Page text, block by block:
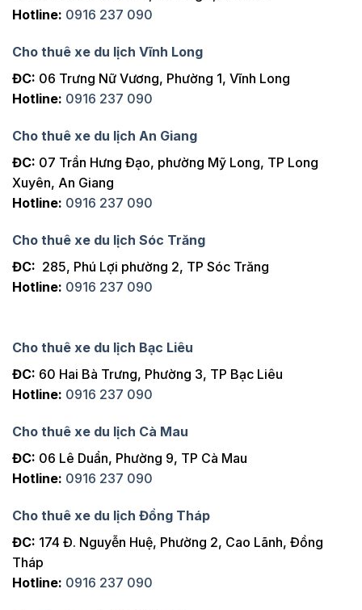
Hotline: 0916 237 090
Cho thuê xe du lịch Vĩnh Long
ĐC: 06 Trưng Nữ Vương, Phường 1, Vĩnh Long
Hotline: 0916 237 090
Cho thuê xe du lịch An Giang
ĐC: 07 Trần Hưng Đạo, phường Mỹ Long, TP Long
Xuyên, An Giang
Hotline: 0916 237 090
Cho thuê xe du lịch Sóc Trăng
ĐC: 285, Phú Lợi phường 2, TP Sóc Trăng
Hotline: 0916 237 090
Cho thuê xe du lịch Bạc Liêu
ĐC: 60 Hai Bà Trưng, Phường 3, TP Bạc Liêu
Hotline: 0916 237 090
Cho thuê xe du lịch Cà Mau
ĐC: 06 Lê Duẩn, Phường 9, TP Cà Mau
Hotline: 0916 237 090
Cho thuê xe du lịch Đồng Tháp
ĐC: 174 Đ. Nguyễn Huệ, Phường 2, Cao Lãnh, Đồng
Tháp
Hotline: 0916 237 090